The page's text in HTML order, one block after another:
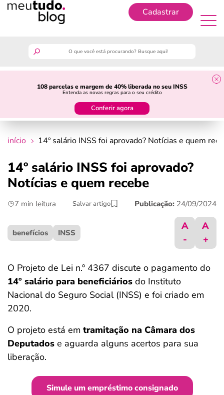
Cadastrar
108 parcelas e margem de 40% liberada no seu INSS
Entenda as novas regras para o seu crédito
Conferir agora
guia do trabalhador
crédito fácil
últimas notícias
ferramentas
início 14º salário INSS foi aprovado? Notícias e quem
14º salário INSS foi aprovado?
Notícias e quem recebe
7 min leitura Salvar artigo Publicação: 24/09/2024
benefícios INSS
A
-
A
+
O Projeto de Lei n.º 4367 discute o pagamento do
14º salário para beneficiários do Instituto
Nacional do Seguro Social (INSS) e foi criado em
2020.
O projeto está em tramitação na Câmara dos
Deputados e aguarda alguns acertos para sua
liberação.
Simule um empréstimo consignado